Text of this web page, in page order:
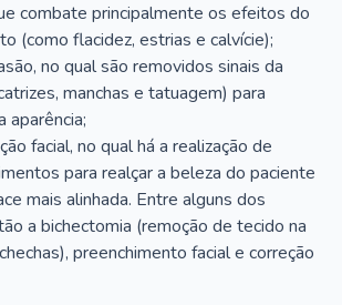
combate principalmente os efeitos do
(como flacidez, estrias e calvície);
no qual são removidos sinais da
manchas e tatuagem) para
aparência;
facial, no qual há a realização de
para realçar a beleza do paciente
mais alinhada. Entre alguns dos
a bichectomia (remoção de tecido na
preenchimento facial e correção